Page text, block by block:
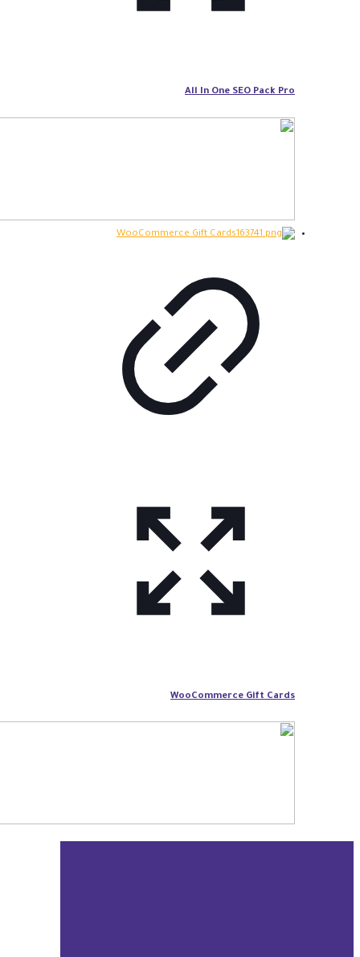
All In One SEO Pack Pro
WooCommerce Gift Cards